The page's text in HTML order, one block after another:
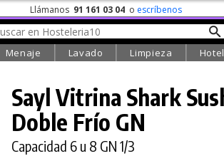
Llámanos 91 161 03 04 o escríbenos
Menaje Lavado Limpieza Hotel
Sayl Vitrina Shark
Doble Frío GN
Capacidad 6 u 8 GN 1/3